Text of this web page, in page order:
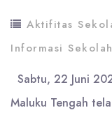
Aktifitas
Informasi Sekolah
Sabtu, 22 Juni
Maluku Tengah